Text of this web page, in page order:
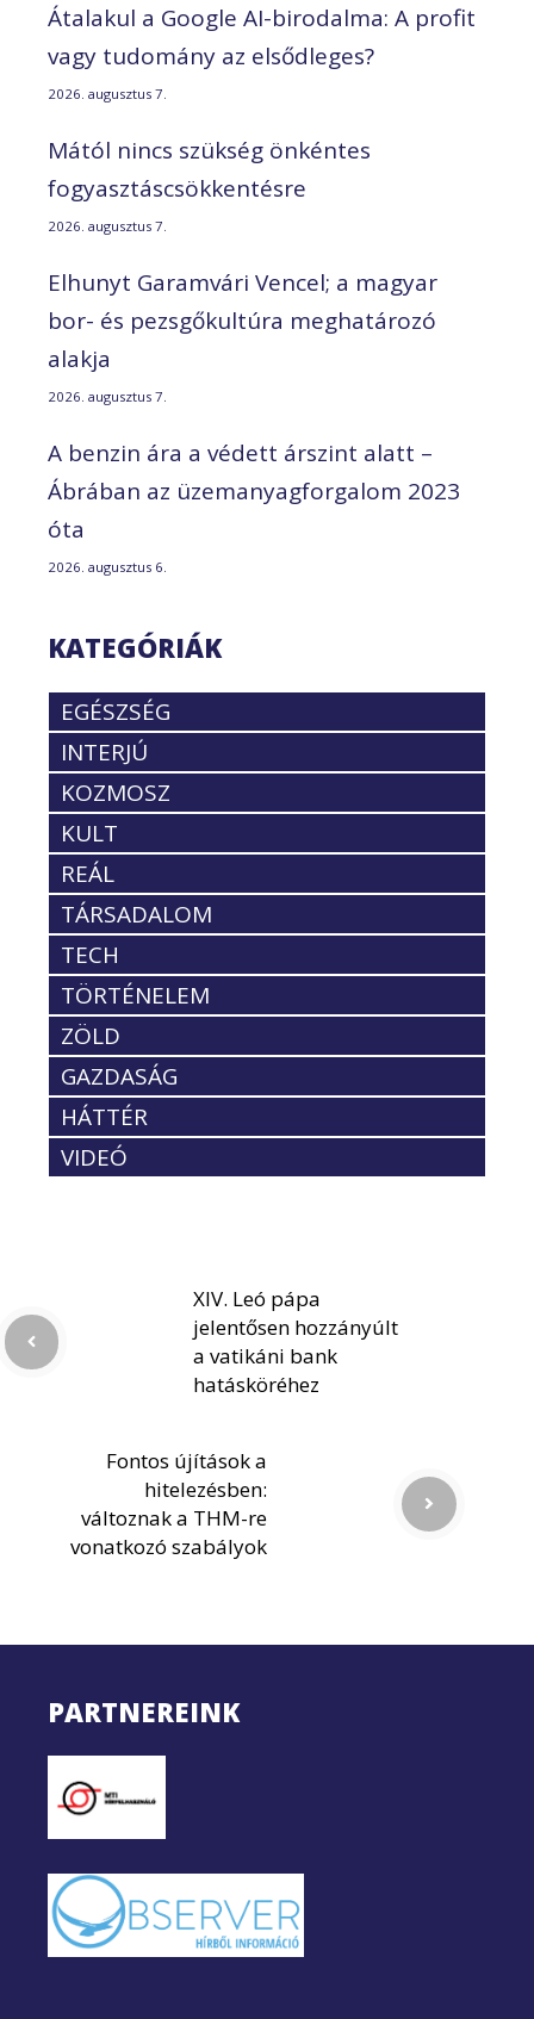
Átalakul a Google AI-birodalma: A profit
vagy tudomány az elsődleges?
2026. augusztus 7.
Mától nincs szükség önkéntes
fogyasztáscsökkentésre
2026. augusztus 7.
Elhunyt Garamvári Vencel; a magyar
bor- és pezsgőkultúra meghatározó
alakja
2026. augusztus 7.
A benzin ára a védett árszint alatt –
Ábrában az üzemanyagforgalom 2023
óta
2026. augusztus 6.
KATEGÓRIÁK
EGÉSZSÉG
INTERJÚ
KOZMOSZ
KULT
REÁL
TÁRSADALOM
TECH
TÖRTÉNELEM
ZÖLD
GAZDASÁG
HÁTTÉR
VIDEÓ
XIV. Leó pápa
jelentősen hozzányúlt
a vatikáni bank
hatásköréhez
Fontos újítások a
hitelezésben:
változnak a THM-re
vonatkozó szabályok
PARTNEREINK